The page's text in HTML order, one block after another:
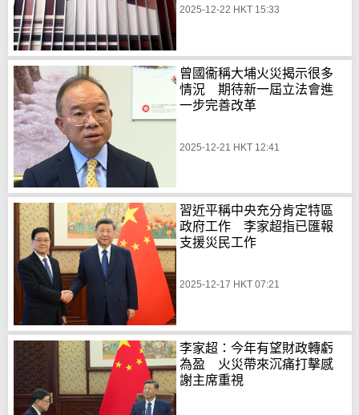
2025-12-22 HKT 15:33
曾國衞稱大埔火災揭示很多
情況 期待新一屆立法會進
一步完善改革
2025-12-21 HKT 12:41
習近平稱中央充分肯定特區
政府工作 李家超指已匯報
支援災民工作
2025-12-17 HKT 07:21
李家超：今年有望財政轉虧
為盈 火災帶來沉痛打擊感
謝主席重視